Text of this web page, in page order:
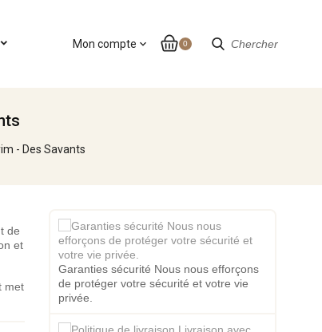
Chercher
0
Mon compte expand_more
- Des Savants
de
et
met
Garanties sécurité Nous nous efforçons
de protéger votre sécurité et votre vie
privée.